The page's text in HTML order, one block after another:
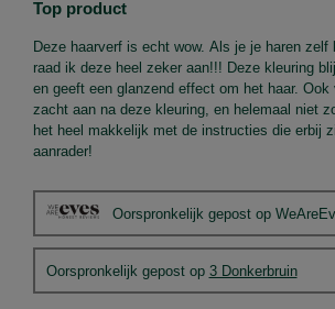
sterren.
Top product
Deze haarverf is echt wow. Als je je haren zelf
raad ik deze heel zeker aan!!! Deze kleuring
en geeft een glanzend effect om het haar. Ook
zacht aan na deze kleuring, en helemaal niet
het heel makkelijk met de instructies die erbij
aanrader!
Oorspronkelijk gepost op
Oorspronkelijk gepost op 3 Donkerbruin